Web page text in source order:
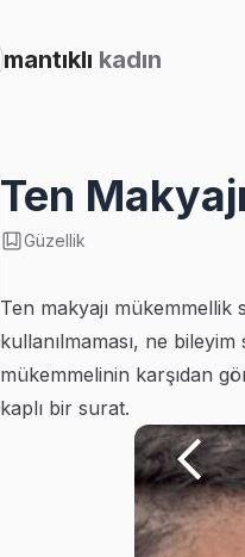
mantıklı kadın
Ten
Güzellik
Ten makyajı mükemmellik
kullanılmaması, ne
mükemmelinin karşıdan
kaplı bir surat.